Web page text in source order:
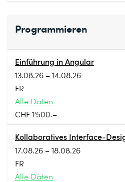
Programmieren
Einführung in Angular
13.08.26 – 14.08.26
FR
Alle Daten
CHF 1'500.–
Kollaboratives Interface-
17.08.26 – 18.08.26
FR
Alle Daten